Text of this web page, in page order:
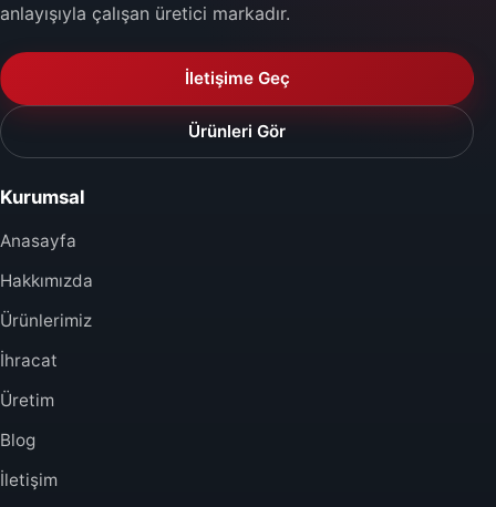
anlayışıyla çalışan üretici markadır.
İletişime Geç
Ürünleri Gör
Kurumsal
Anasayfa
Hakkımızda
Ürünlerimiz
İhracat
Üretim
Blog
İletişim